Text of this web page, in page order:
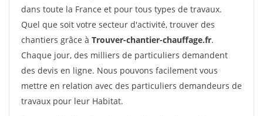
dans toute la France et pour tous types de travaux.
Quel que soit votre secteur d'activité, trouver des
chantiers grâce à Trouver-chantier-chauffage.fr.
Chaque jour, des milliers de particuliers demandent
des devis en ligne. Nous pouvons facilement vous
mettre en relation avec des particuliers demandeurs de
travaux pour leur Habitat.